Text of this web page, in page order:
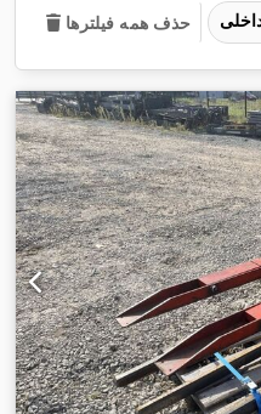
حذف همه فیلترها